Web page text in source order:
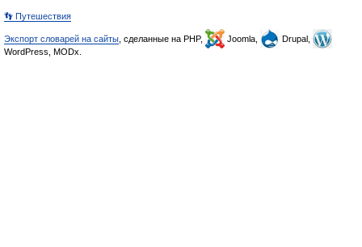
👣 Путешествия
Экспорт словарей на сайты , сделанные на PHP, Joomla,
Drupal,
WordPress, MODx.